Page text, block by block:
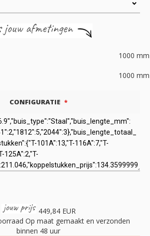
1000 mm
1000 mm
CONFIGURATIE
449,84 EUR
Op maat gemaakt en verzonden
binnen 48 uur